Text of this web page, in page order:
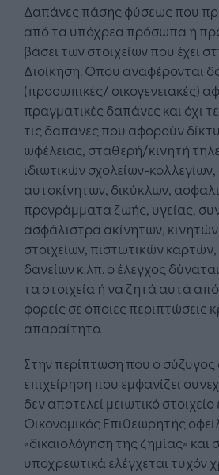
Δαπάνες πάσης φύσεως που
από τα υπόχρεα πρόσωπα ή
βάσει των στοιχείων που έχει
Διοίκηση. Όπου αναφέρονται
(προσωπικές/ οικογενειακές)
πραγματικές δαπάνες και όχι
τις δαπάνες που αφορούν
ωφέλειας, σταθερή/κινητή
ιδιωτικών σχολείων-
αυτοκίνητων, δικύκλων,
προγράμματα ζωής, υγείας,
ασφάλιστρα ακίνητων,
στοιχείων, πιστωτικών
δανείων κ.λπ. ο έλεγχος
τα στοιχεία ή να ζητά αυτά
φορείς σε όποιες περιπτώσεις
απαραίτητο.
Στην περίπτωση που ο σύζυγος
επιχείρηση που εμφανίζει
δεν αποτελεί μειωτικό
Οικονομικός Επιθεωρητής
«δικαιολόγηση της ζημίας» και
υποχρεωτικά ελέγχεται τυχόν